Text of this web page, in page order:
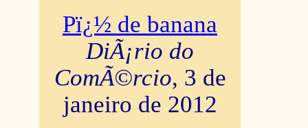
Pï¿½ de banana
DiÃ¡rio do
ComÃ©rcio, 3 de
janeiro de 2012